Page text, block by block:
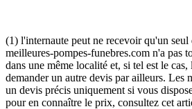
(1) l'internaute peut ne recevoir qu'un
meilleures-pompes-funebres.com n'a pas
dans une même localité et, si tel est le
demander un autre devis par ailleurs. Les
un devis précis uniquement si vous
pour en connaître le prix, consultez cet